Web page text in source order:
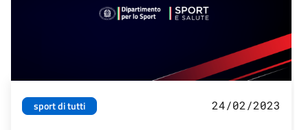
sport di tutti 24/02/2023